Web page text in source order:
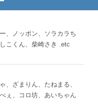
、ノッポン、ソラカラち
こくん、柴崎さき .etc
、ざまりん、たねまる、
ぇ、コロ坊、あいちゃん